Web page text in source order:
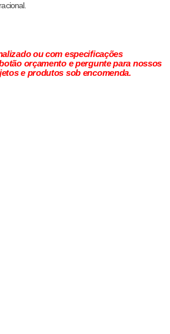
ou com especificações
orçamento e pergunte para nossos
e produtos sob encomenda.